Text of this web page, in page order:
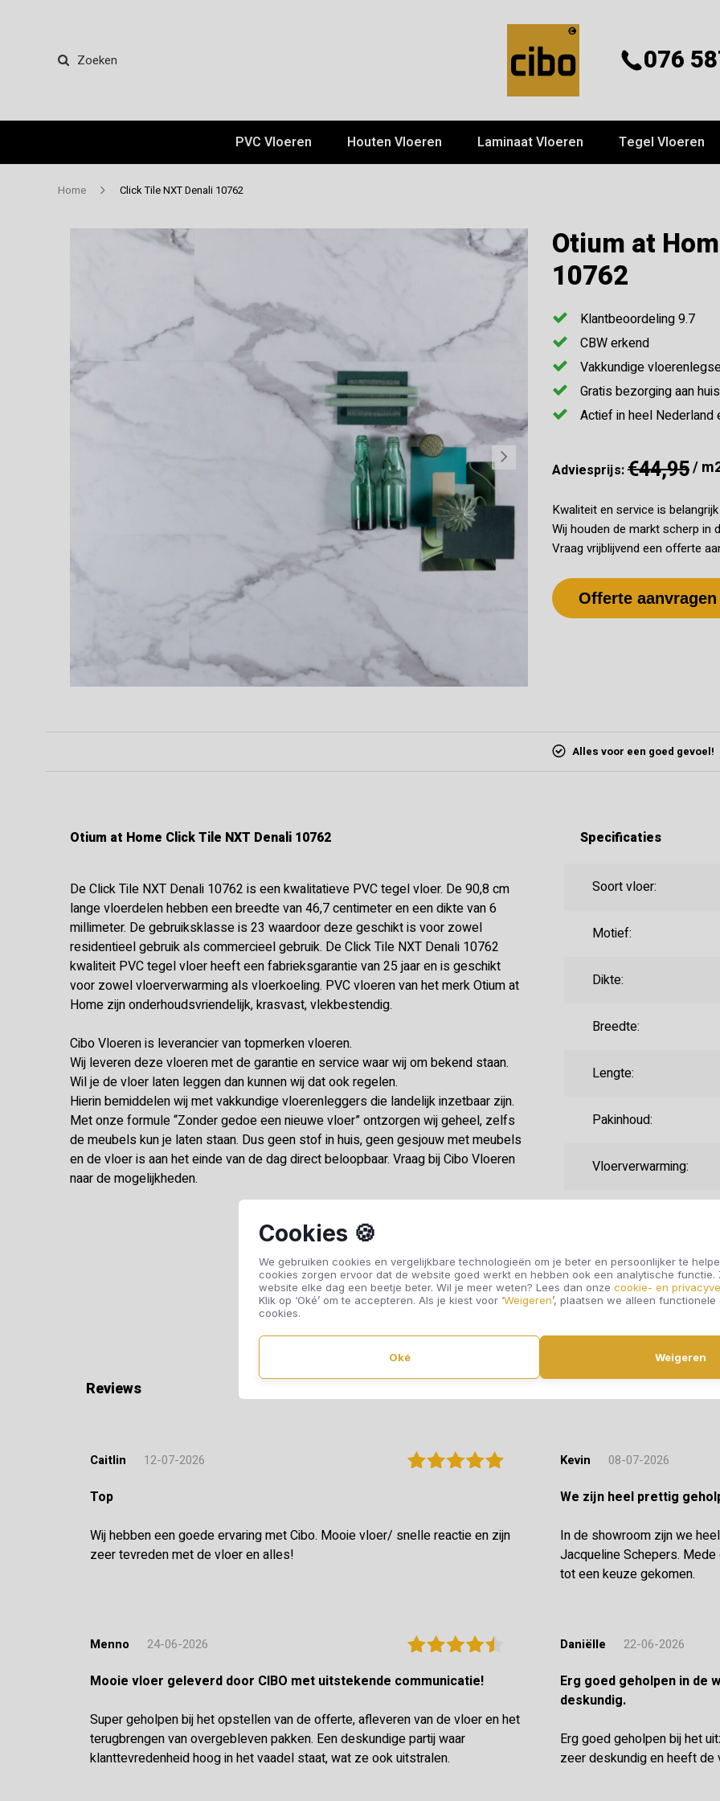
Cookies 🍪
We gebruiken cookies en vergelijkbare technologieën om je beter en persoonlijker te
cookies zorgen ervoor dat de website goed werkt en hebben ook een analytische functie.
website elke dag een beetje beter. Wil je meer weten? Lees dan onze cookie- en
Klik op ‘Oké’ om te accepteren. Als je kiest voor ‘Weigeren’, plaatsen we alleen
cookies.
Oké Weigeren
Zoeken 076
PVC Vloeren Houten Vloeren Laminaat Vloeren Tegel Vloeren
Home Click Tile NXT Denali 10762
Otium at
10762
Klantbeoordeling 9.7
CBW erkend
Vakkundige
Gratis bezorging aan huis
Actief in heel Nederland
Adviesprijs:€44,95/
Kwaliteit en service is
Wij houden de markt scherp in
Vraag vrijblijvend een offerte
Offerte aanvragen
Alles voor een goed gevoel!
Otium at Home Click Tile NXT Denali 10762
De Click Tile NXT Denali 10762 is een kwalitatieve PVC tegel vloer. De 90,8 cm
lange vloerdelen hebben een breedte van 46,7 centimeter en een dikte van 6
millimeter. De gebruiksklasse is 23 waardoor deze geschikt is voor zowel
residentieel gebruik als commercieel gebruik. De Click Tile NXT Denali 10762
kwaliteit PVC tegel vloer heeft een fabrieksgarantie van 25 jaar en is geschikt
voor zowel vloerverwarming als vloerkoeling. PVC vloeren van het merk Otium at
Home zijn onderhoudsvriendelijk, krasvast, vlekbestendig.
Cibo Vloeren is leverancier van topmerken vloeren.
Wij leveren deze vloeren met de garantie en service waar wij om bekend staan.
Wil je de vloer laten leggen dan kunnen wij dat ook regelen.
Hierin bemiddelen wij met vakkundige vloerenleggers die landelijk inzetbaar zijn.
Met onze formule “Zonder gedoe een nieuwe vloer” ontzorgen wij geheel, zelfs
de meubels kun je laten staan. Dus geen stof in huis, geen gesjouw met meubels
en de vloer is aan het einde van de dag direct beloopbaar. Vraag bij Cibo Vloeren
naar de mogelijkheden.
Specificaties
Soort vloer:
Motief:
Dikte:
Breedte:
Lengte:
Pakinhoud:
Vloerverwarming:
Fabrieksgarantie:
Gebruiksklasse:
Reviews
Caitlin 12-07-2026
Top
Wij hebben een goede ervaring met Cibo. Mooie vloer/ snelle reactie en zijn
zeer tevreden met de vloer en alles!
Kevin 08-07-2026
We zijn heel prettig
In de showroom zijn we
Jacqueline Schepers.
tot een keuze gekomen.
Menno 24-06-2026
Mooie vloer geleverd door CIBO met uitstekende communicatie!
Super geholpen bij het opstellen van de offerte, afleveren van de vloer en het
terugbrengen van overgebleven pakken. Een deskundige partij waar
klanttevredenheid hoog in het vaadel staat, wat ze ook uitstralen.
Daniëlle 22-06-2026
Erg goed geholpen in de winkel en de vloerenlegger was zeer
deskundig.
Erg goed geholpen bij het
zeer deskundig en heeft